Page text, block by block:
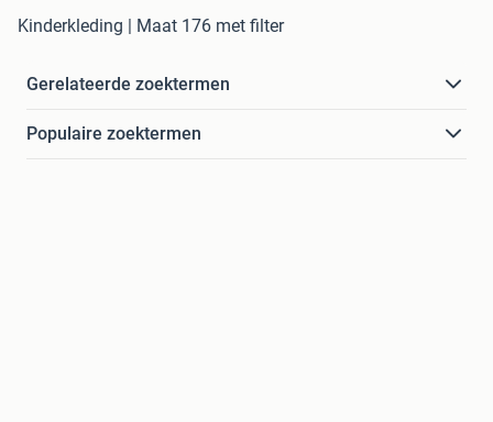
Kinderkleding | Maat 176 met filter
Gerelateerde zoektermen
Populaire zoektermen